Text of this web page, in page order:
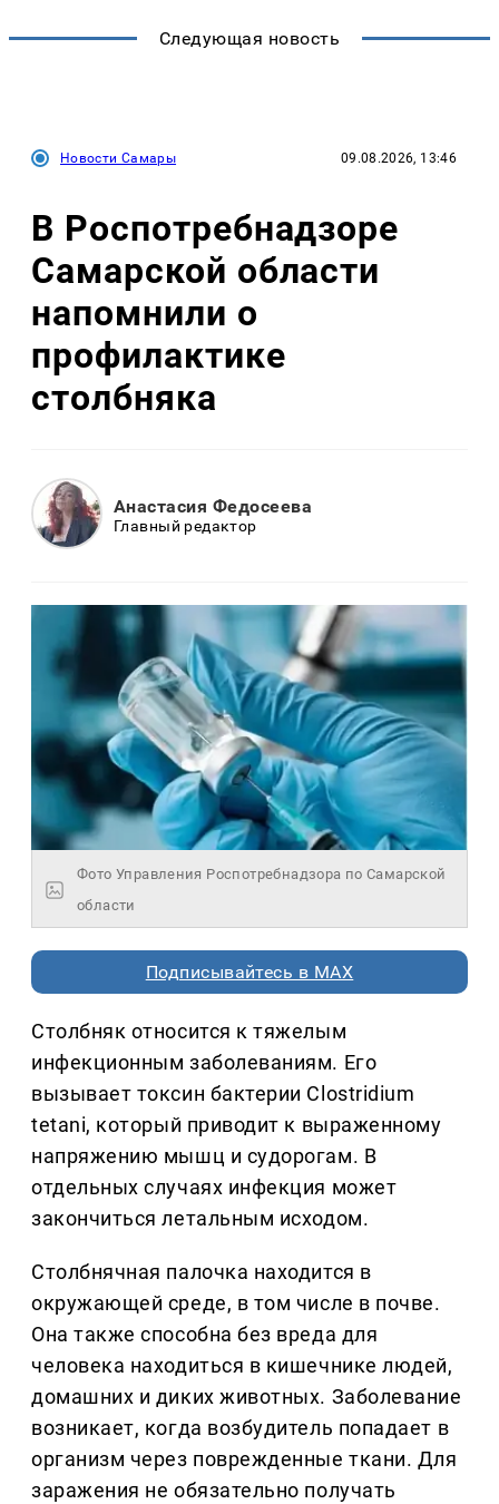
Следующая новость
Новости Самары 09.08.2026, 13:46
В Роспотребнадзоре
Самарской области
напомнили о
профилактике
столбняка
Анастасия Федосеева
Главный редактор
Фото Управления Роспотребнадзора по Самарской
области
Подписывайтесь в MAX
Столбняк относится к тяжелым
инфекционным заболеваниям. Его
вызывает токсин бактерии Clostridium
tetani, который приводит к выраженному
напряжению мышц и судорогам. В
отдельных случаях инфекция может
закончиться летальным исходом.
Столбнячная палочка находится в
окружающей среде, в том числе в почве.
Она также способна без вреда для
человека находиться в кишечнике людей,
домашних и диких животных. Заболевание
возникает, когда возбудитель попадает в
организм через поврежденные ткани. Для
заражения не обязательно получать